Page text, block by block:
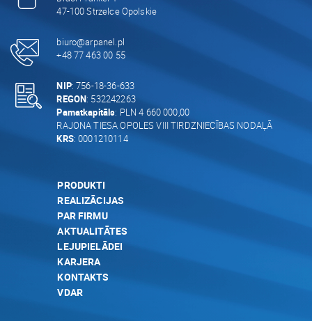
47-100 Strzelce Opolskie
biuro@arpanel.pl
+48 77 463 00 55
NIP: 756-18-36-633
REGON: 532242263
Pamatkapitāls: PLN 4 660 000,00
RAJONA TIESA OPOLES VIII TIRDZNIECĪBAS NODAĻĀ
KRS: 0001210114
PRODUKTI
REALIZĀCIJAS
PAR FIRMU
AKTUALITĀTES
LEJUPIELĀDEI
KARJERA
KONTAKTS
VDAR